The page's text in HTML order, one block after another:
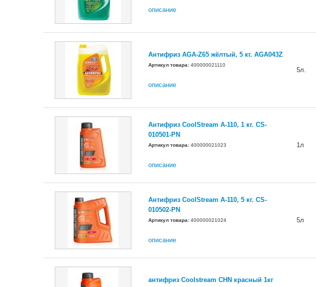
описание
Антифриз AGA-Z65 жёлтый, 5 кг. AGA043Z
Артикул товара: 400000021110
описание
5л.
Антифриз CoolStream A-110, 1 кг. CS-
010501-PN
Артикул товара: 400000021023
описание
1л
Антифриз CoolStream A-110, 5 кг. CS-
010502-PN
Артикул товара: 400000021024
описание
5л
антифриз Coolstream CHN красный 1кг